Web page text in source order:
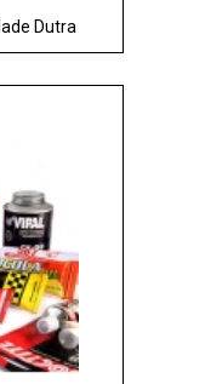
Dutra